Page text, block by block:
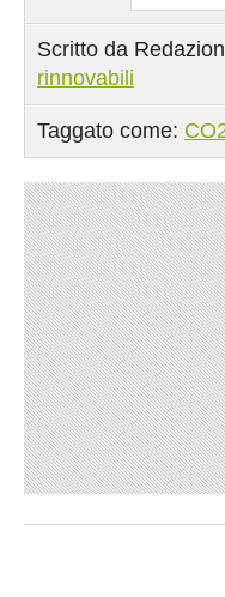
Scritto da
rinnovabili
Taggato come: